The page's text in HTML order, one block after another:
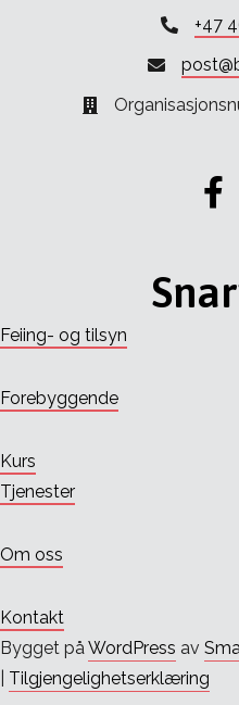
+47
Gå
Feiing- og tilsyn
Forebyggende
Kurs
Tjenester
Om oss
Kontakt
Bygget på WordPress av
Tilgjengelighetserklæring